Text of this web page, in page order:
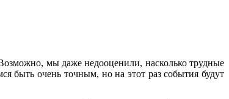
мы даже недооценили, насколько трудные
быть очень точным, но на этот раз события будут